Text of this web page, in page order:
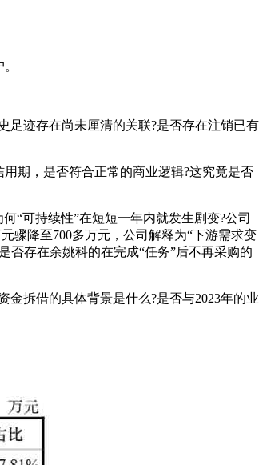
足迹存在尚未厘清的关联?是否存在注销已有
期，是否符合正常的商业逻辑?这究竟是否
“可持续性”在短短一年内就发生剧变?公司
骤降至700多万元，公司解释为“下游需求变
否存在余姚科的在完成“任务”后不再采购的
拆借的具体背景是什么?是否与2023年的业